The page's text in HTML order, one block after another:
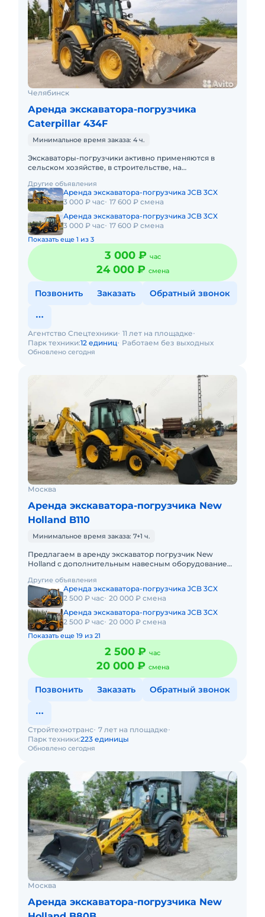
Челябинск
Аренда экскаватора-погрузчика
Caterpillar 434F
Минимальное время заказа: 4 ч.
Экскаваторы-погрузчики активно применяются в
сельском хозяйстве, в строительстве, на
горнодобывающей отрасли. Техн
Другие объявления
Аренда экскаватора-погрузчика JCB 3CX
3 000 ₽ час 17 600 ₽ смена
Аренда экскаватора-погрузчика JCB 3CX
3 000 ₽ час 17 600 ₽ смена
Показать еще 1 из 3
3 000 ₽ час
24 000 ₽ смена
Позвонить Заказать Обратный звонок
Обновлено сегодня
Агентство Спецтехники 11 лет на площадке
Парк техники:12 единиц Работаем без выходных
Москва
Аренда экскаватора-погрузчика New
Holland B110
Минимальное время заказа: 7+1 ч.
Предлагаем в аренду экскаватор погрузчик New
Holland с дополнительным навесным оборудованием
(траншейный) ковшРабо
Другие объявления
Аренда экскаватора-погрузчика JCB 3CX
2 500 ₽ час 20 000 ₽ смена
Аренда экскаватора-погрузчика JCB 3CX
2 500 ₽ час 20 000 ₽ смена
Показать еще 19 из 21
2 500 ₽ час
20 000 ₽ смена
Позвонить Заказать Обратный звонок
Обновлено сегодня
Стройтехнотранс 7 лет на площадке
Парк техники:223 единицы
Москва
Аренда экскаватора-погрузчика New